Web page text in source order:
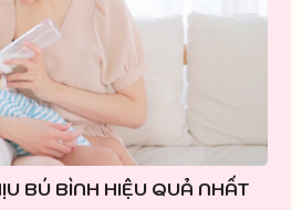
BÚ BÌNH HIỆU QUẢ NHẤT